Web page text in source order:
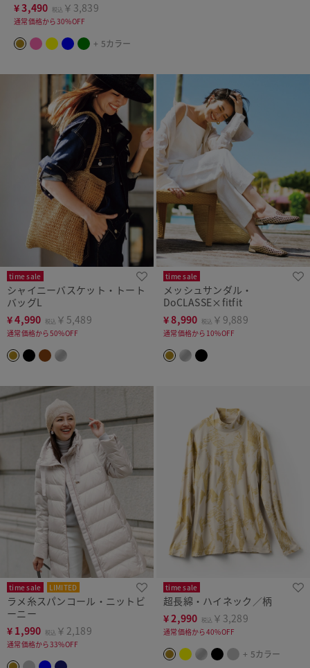
¥3,490 税込 ￥3,839
通常価格から30%OFF
+ 5カラー
time sale
シャイニーバスケット・トート
バッグL
¥4,990 税込 ￥5,489
通常価格から50%OFF
time sale
メッシュサンダル・
DoCLASSE×fitfit
¥8,990 税込 ￥9,889
通常価格から10%OFF
time sale LIMITED
ラメ糸スパンコール・ニットビ
ーニー
¥ 1,990 税込 ￥2,189
通常価格から33%OFF
time sale
超長綿・ハイネック／柄
¥2,990 税込 ￥3,289
通常価格から40%OFF
+ 5カラー